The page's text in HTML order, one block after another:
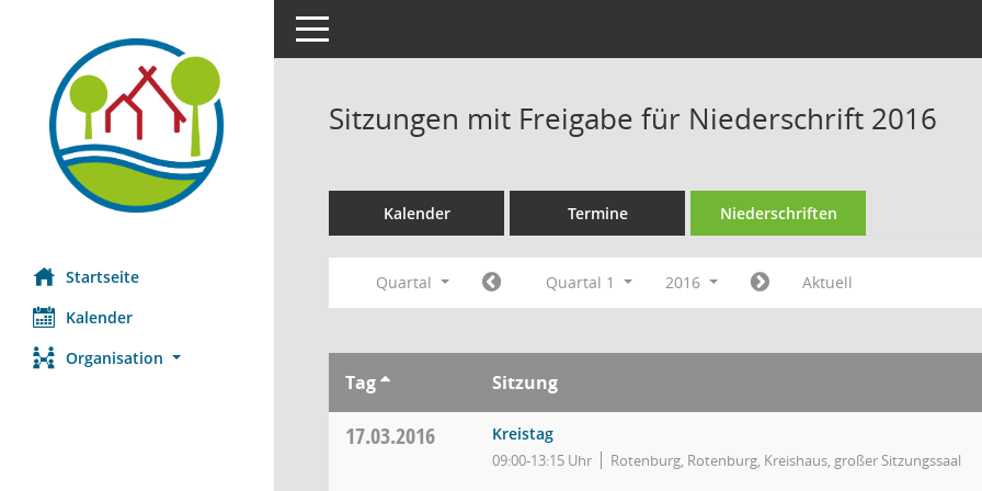
Startseite
Kalender
Organisation
Toggle navigation
Sitzungen mit Freigabe für Niederschrift 2016
Kalender Termine Niederschriften
Quartal Quartal 1 2016 Aktuell
Tag Sitzung
17.03.2016 Kreistag
09:00-13:15 Uhr Rotenburg, Rotenburg, Kreishaus, großer Sitzungssaal